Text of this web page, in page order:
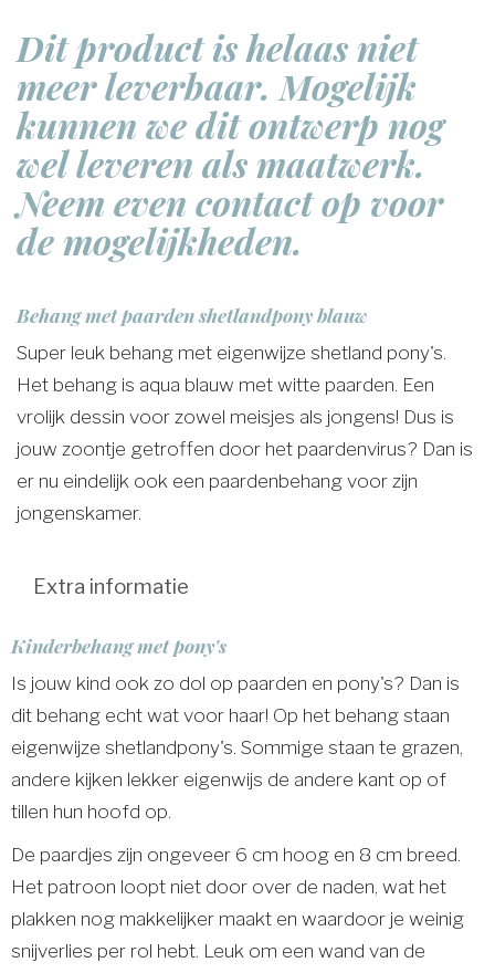
Dit product is helaas niet
meer leverbaar. Mogelijk
kunnen we dit ontwerp nog
wel leveren als maatwerk.
Neem even contact op voor
de mogelijkheden.
Behang met paarden shetlandpony blauw
Super leuk behang met eigenwijze shetland pony's.
Het behang is aqua blauw met witte paarden. Een
vrolijk dessin voor zowel meisjes als jongens! Dus is
jouw zoontje getroffen door het paardenvirus? Dan is
er nu eindelijk ook een paardenbehang voor zijn
jongenskamer.
Extra informatie
Kinderbehang met pony's
Is jouw kind ook zo dol op paarden en pony's? Dan is
dit behang echt wat voor haar! Op het behang staan
eigenwijze shetlandpony's. Sommige staan te grazen,
andere kijken lekker eigenwijs de andere kant op of
tillen hun hoofd op.
De paardjes zijn ongeveer 6 cm hoog en 8 cm breed.
Het patroon loopt niet door over de naden, wat het
plakken nog makkelijker maakt en waardoor je weinig
snijverlies per rol hebt. Leuk om een wand van de